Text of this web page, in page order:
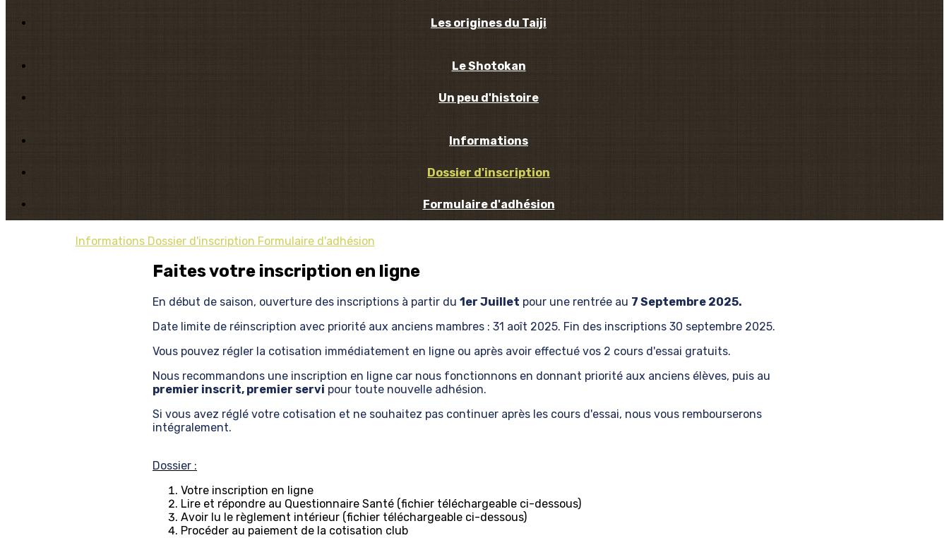
Les origines du Taiji
Le Shotokan
Un peu d'histoire
Informations
Dossier d'inscription
Formulaire d'adhésion
Informations Dossier d'inscription Formulaire d'adhésion
Faites votre inscription en ligne
En début de saison, ouverture des inscriptions à partir du 1er Juillet pour une rentrée au 7 Septembre 2025.
Date limite de réinscription avec priorité aux anciens mambres : 31 aoît 2025. Fin des inscriptions 30 septembre 2025.
Vous pouvez régler la cotisation immédiatement en ligne ou après avoir effectué vos 2 cours d'essai gratuits.
Nous recommandons une inscription en ligne car nous fonctionnons en donnant priorité aux anciens élèves, puis au
premier inscrit, premier servi pour toute nouvelle adhésion.
Si vous avez réglé votre cotisation et ne souhaitez pas continuer après les cours d'essai, nous vous rembourserons
intégralement.
Dossier :
Votre inscription en ligne
Lire et répondre au Questionnaire Santé (fichier téléchargeable ci-dessous)
Avoir lu le règlement intérieur (fichier téléchargeable ci-dessous)
Procéder au paiement de la cotisation club